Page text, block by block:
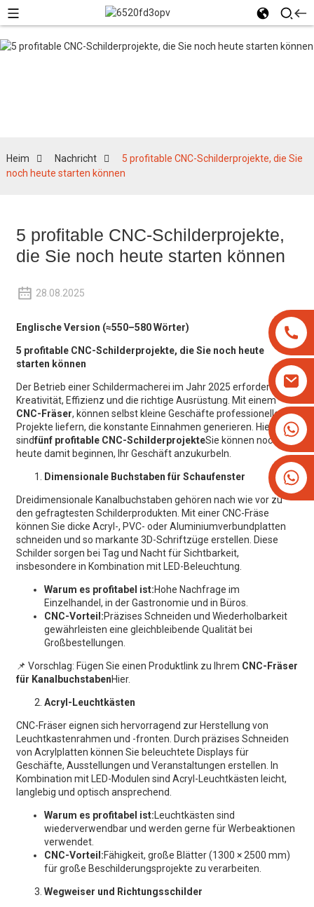
+8613825779334
+16266628193
Heim Nachricht
5 profitable CNC-Schilderprojekte, die Sie
noch heute starten können
5 profitable CNC-Schilderprojekte,
die Sie noch heute starten können
28.08.2025
Englische Version (≈550–580 Wörter)
5 profitable CNC-Schilderprojekte, die Sie noch heute
starten können
Der Betrieb einer Schildermacherei im Jahr 2025 erfordert
Kreativität, Effizienz und die richtige Ausrüstung. Mit einem
CNC-Fräser, können selbst kleine Geschäfte professionelle
Projekte liefern, die konstante Einnahmen generieren. Hier
sindfünf profitable CNC-SchilderprojekteSie können noch
heute damit beginnen, Ihr Geschäft anzukurbeln.
Dimensionale Buchstaben für Schaufenster
Dreidimensionale Kanalbuchstaben gehören nach wie vor zu
den gefragtesten Schilderprodukten. Mit einer CNC-Fräse
können Sie dicke Acryl-, PVC- oder Aluminiumverbundplatten
schneiden und so markante 3D-Schriftzüge erstellen. Diese
Schilder sorgen bei Tag und Nacht für Sichtbarkeit,
insbesondere in Kombination mit LED-Beleuchtung.
Warum es profitabel ist:Hohe Nachfrage im
Einzelhandel, in der Gastronomie und in Büros.
CNC-Vorteil:Präzises Schneiden und Wiederholbarkeit
gewährleisten eine gleichbleibende Qualität bei
Großbestellungen.
📌 Vorschlag: Fügen Sie einen Produktlink zu Ihrem CNC-Fräser
für KanalbuchstabenHier.
Acryl-Leuchtkästen
CNC-Fräser eignen sich hervorragend zur Herstellung von
Leuchtkastenrahmen und -fronten. Durch präzises Schneiden
von Acrylplatten können Sie beleuchtete Displays für
Geschäfte, Ausstellungen und Veranstaltungen erstellen. In
Kombination mit LED-Modulen sind Acryl-Leuchtkästen leicht,
langlebig und optisch ansprechend.
Warum es profitabel ist:Leuchtkästen sind
wiederverwendbar und werden gerne für Werbeaktionen
verwendet.
CNC-Vorteil:Fähigkeit, große Blätter (1300 × 2500 mm)
für große Beschilderungsprojekte zu verarbeiten.
Wegweiser und Richtungsschilder